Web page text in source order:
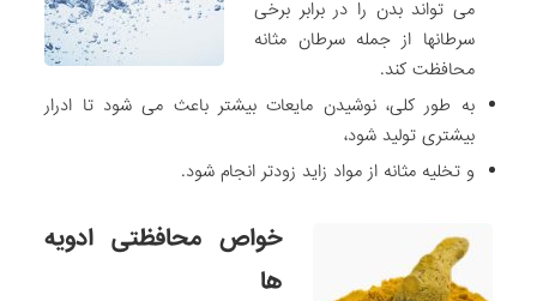
می تواند بدن را در برابر برخی
سرطانها از جمله سرطان مثانه
محافظت کند.
به طور کلی، نوشیدن مایعات بیشتر باعث می شود تا ادرار
بیشتری تولید شود،
و تخلیه مثانه از مواد زاید زودتر انجام شود.
خواص محافظتی ادویه
ها